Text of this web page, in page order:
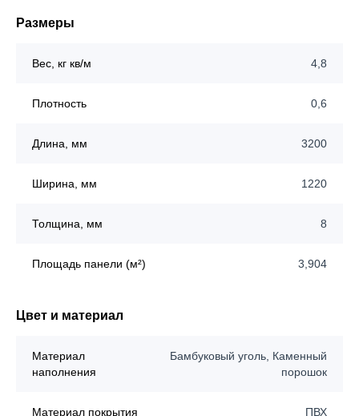
Размеры
Вес, кг кв/м 4,8
Плотность 0,6
Длина, мм 3200
Ширина, мм 1220
Толщина, мм 8
Площадь панели (м²) 3,904
Цвет и материал
Материал
наполнения
Бамбуковый уголь, Каменный
порошок
Материал покрытия ПВХ